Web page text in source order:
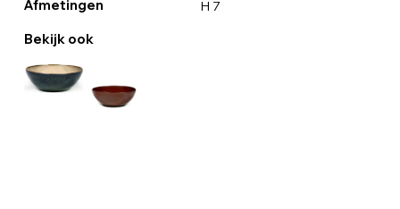
Afmetingen H 7
Bekijk ook